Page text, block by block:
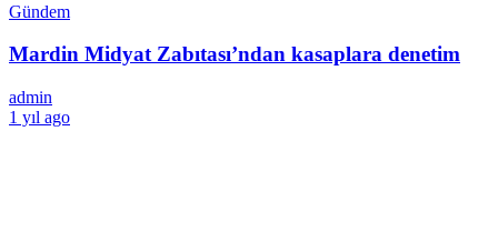
Gündem
Mardin Midyat Zabıtası’ndan kasaplara denetim
admin
1 yıl ago